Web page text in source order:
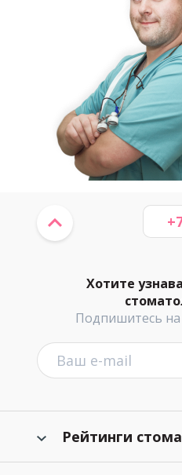
Хотите
Подпишитесь на
Рейтинги